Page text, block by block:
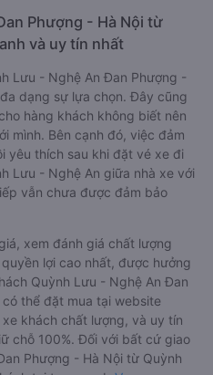
Phượng - Hà Nội từ
và uy tín nhất
Lưu - Nghệ An Đan Phượng -
dạng sự lựa chọn. Đây cũng
hàng khách không biết nên
mình. Bên cạnh đó, việc đảm
yêu thích sau khi đặt vé xe đi
Lưu - Nghệ An giữa nhà xe với
vẫn chưa được đảm bảo
xem đánh giá chất lượng
lợi cao nhất, được hưởng
Quỳnh Lưu - Nghệ An Đan
thể đặt mua tại website
khách chất lượng, và uy tín
chỗ 100%. Đối với bất cứ giao
Phượng - Hà Nội từ Quỳnh